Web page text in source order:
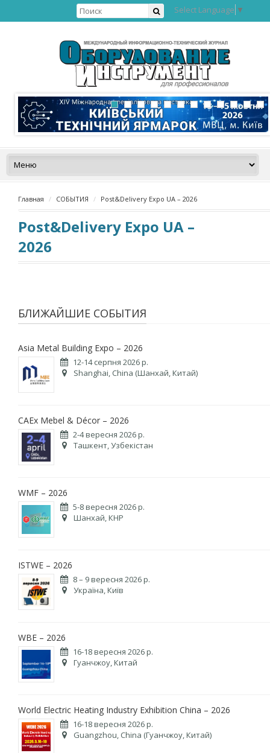
Select Language ▼
Главная СОБЫТИЯ Post&Delivery Expo UA – 2026
Post&Delivery Expo UA –
2026
БЛИЖАЙШИЕ СОБЫТИЯ
Asia Metal Building Expo – 2026
12-14 серпня 2026 р.
Shanghai, China (Шанхай, Китай)
CAEx Mebel & Décor – 2026
2-4 вересня 2026 р.
Ташкент, Узбекістан
WMF – 2026
5-8 вересня 2026 р.
Шанхай, КНР
ISTWE – 2026
8 – 9 вересня 2026 р.
Україна, Київ
WBE – 2026
16-18 вересня 2026 р.
Гуанчжоу, Китай
World Electric Heating Industry Exhibition China – 2026
16-18 вересня 2026 р.
Guangzhou, China (Гуанчжоу, Китай)